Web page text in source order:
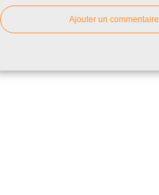
Ajouter un commentaire